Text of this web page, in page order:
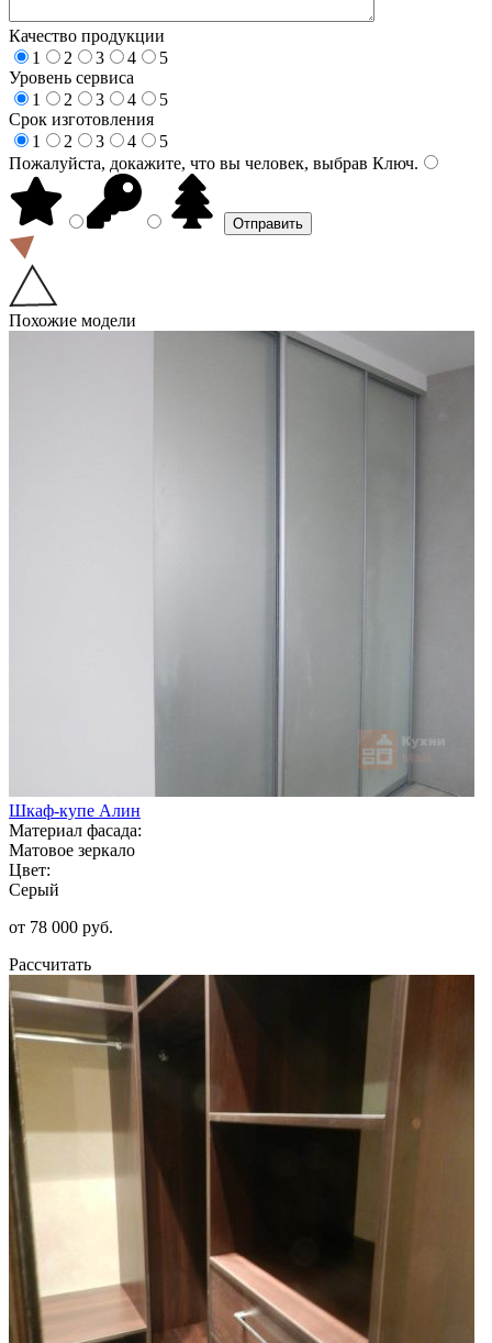
Качество продукции
1
2 3 4
5
Уровень сервиса
1
2 3 4
5
Срок изготовления
1
2 3 4
5
Пожалуйста, докажите, что вы человек, выбрав Ключ.
Похожие модели
Шкаф-купе Алин
Материал фасада:
Матовое зеркало
Цвет:
Серый
от 78 000 руб.
Рассчитать